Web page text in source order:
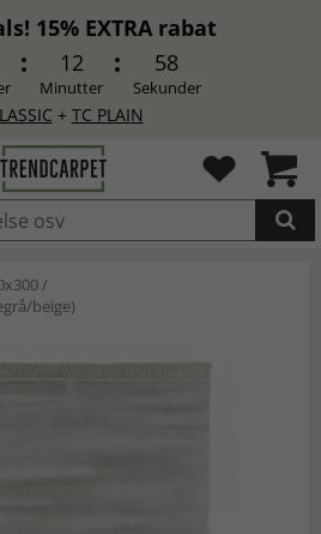
15% EXTRA rabat
12
Minutter
58
Sekunder
+ TC PLAIN
I INDKØBSKURVEN.
/
beige)